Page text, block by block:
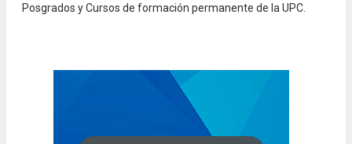
Posgrados y Cursos de formación permanente de la UPC.